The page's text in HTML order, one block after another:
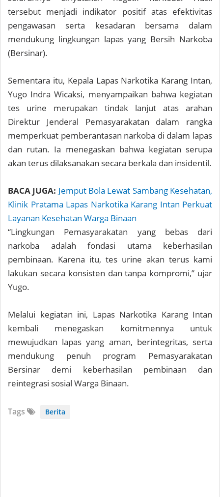
tersebut menjadi indikator positif atas efektivitas
pengawasan serta kesadaran bersama dalam
mendukung lingkungan lapas yang Bersih Narkoba
(Bersinar).
Sementara itu, Kepala Lapas Narkotika Karang Intan,
Yugo Indra Wicaksi, menyampaikan bahwa kegiatan
tes urine merupakan tindak lanjut atas arahan
Direktur Jenderal Pemasyarakatan dalam rangka
memperkuat pemberantasan narkoba di dalam lapas
dan rutan. Ia menegaskan bahwa kegiatan serupa
akan terus dilaksanakan secara berkala dan insidentil.
BACA JUGA: Jemput Bola Lewat Sambang Kesehatan,
Klinik Pratama Lapas Narkotika Karang Intan Perkuat
Layanan Kesehatan Warga Binaan
“Lingkungan Pemasyarakatan yang bebas dari
narkoba adalah fondasi utama keberhasilan
pembinaan. Karena itu, tes urine akan terus kami
lakukan secara konsisten dan tanpa kompromi,” ujar
Yugo.
Melalui kegiatan ini, Lapas Narkotika Karang Intan
kembali menegaskan komitmennya untuk
mewujudkan lapas yang aman, berintegritas, serta
mendukung penuh program Pemasyarakatan
Bersinar demi keberhasilan pembinaan dan
reintegrasi sosial Warga Binaan.
Tags Berita